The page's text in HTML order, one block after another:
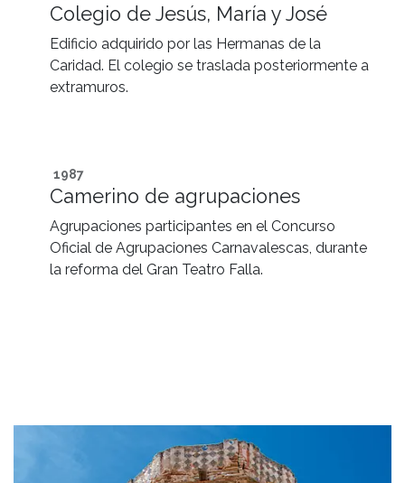
Colegio de Jesús, María y José
Edificio adquirido por las Hermanas de la
Caridad. El colegio se traslada posteriormente a
extramuros.
1987
Camerino de agrupaciones
Agrupaciones participantes en el Concurso
Oficial de Agrupaciones Carnavalescas, durante
la reforma del Gran Teatro Falla.